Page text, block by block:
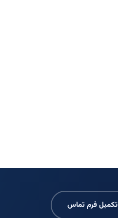
تکمیل فرم تماس